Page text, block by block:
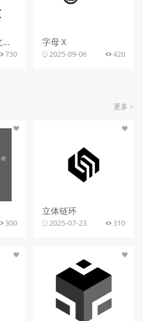
仅从 “MIUSITE” 文字和字母 “M” 的图形标识，难以精准判断行业。
730
字母 X
2025-09-06 420
更多
300
立体链环
2025-07-23 310